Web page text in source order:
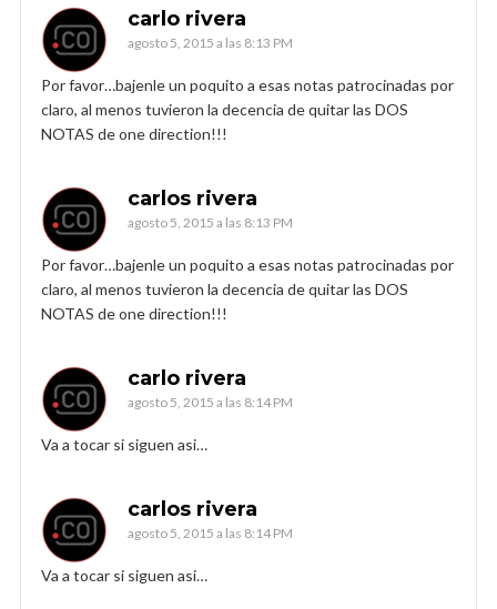
carlo rivera
agosto 5, 2015 a las 8:13 PM
Por favor…bajenle un poquito a esas notas patrocinadas por
claro, al menos tuvieron la decencia de quitar las DOS
NOTAS de one direction!!!
carlos rivera
agosto 5, 2015 a las 8:13 PM
Por favor…bajenle un poquito a esas notas patrocinadas por
claro, al menos tuvieron la decencia de quitar las DOS
NOTAS de one direction!!!
carlo rivera
agosto 5, 2015 a las 8:14 PM
Va a tocar si siguen asi…
carlos rivera
agosto 5, 2015 a las 8:14 PM
Va a tocar si siguen asi…